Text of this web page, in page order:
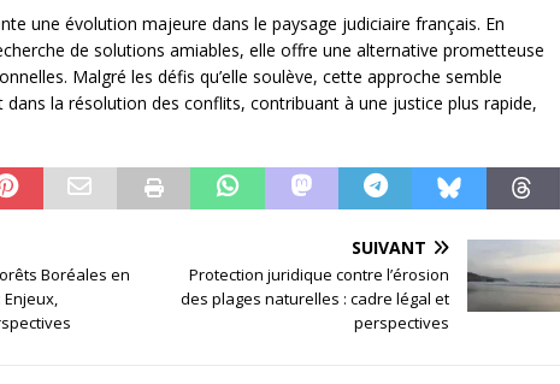
une évolution majeure dans le paysage judiciaire français. En
de solutions amiables, elle offre une alternative prometteuse
Malgré les défis qu’elle soulève, cette approche semble
la résolution des conflits, contribuant à une justice plus rapide,
Boréales en
SUIVANT
Protection juridique contre l’érosion
des plages naturelles : cadre légal et
perspectives